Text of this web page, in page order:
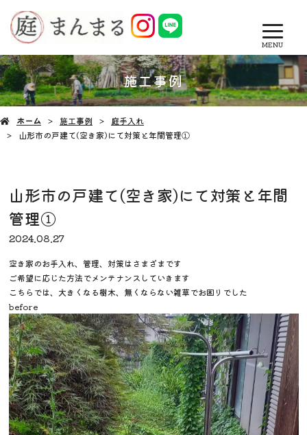
MENU
施工事例
ホーム 施工事例
庭手入れ
山形市の戸建て(空き家)にて対策と年間管理①
山形市の戸建て(空き家)にて対策と年間
管理①
2024.08.27
空き家のお手入れ、管理、対策はさまざまです
ご希望に応じた方法でメンテナンスしていきます
こちらでは、大きくなる樹木、無くならない雑草でお困りでした
before